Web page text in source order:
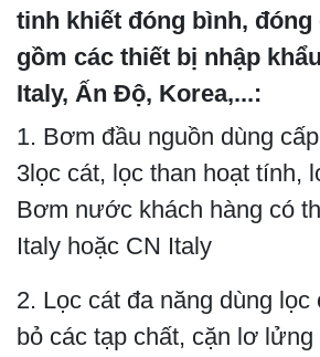
tinh khiết đóng bình, đóng
gồm các thiết bị nhập
Italy, Ấn Độ, Korea,...:
1. Bơm đầu nguồn dùng
3lọc cát, lọc than hoạt tính,
Bơm nước khách hàng có
Italy hoặc CN Italy
2. Lọc cát đa năng dùng lọc
bỏ các tạp chất, cặn lơ